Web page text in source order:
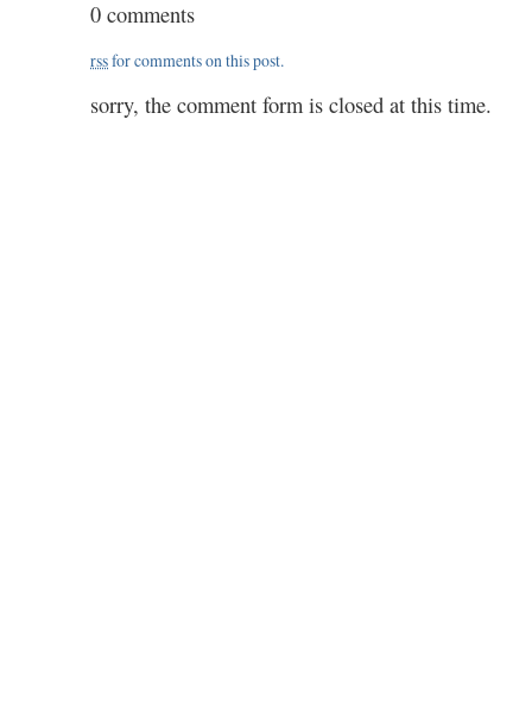
0 comments
rssfor comments on this post.
sorry, the comment form is closed at this time.